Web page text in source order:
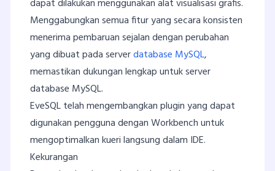
dapat dilakukan menggunakan alat visualisasi grafis.
Menggabungkan semua fitur yang secara konsisten
menerima pembaruan sejalan dengan perubahan
yang dibuat pada serverdatabase MySQL,
memastikan dukungan lengkap untuk server
database MySQL.
EveSQL telah mengembangkan plugin yang dapat
digunakan pengguna dengan Workbench untuk
mengoptimalkan kueri langsung dalam IDE.
Kekurangan